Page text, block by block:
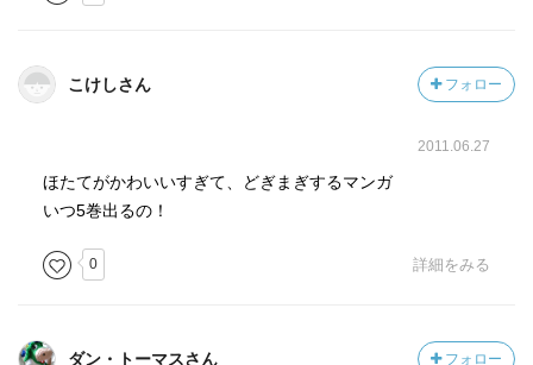
こけしさん フォロー
2011.06.27
ほたてがかわいいすぎて、どぎまぎするマンガ
いつ5巻出るの！
0 詳細をみる
ダン・トーマスさん フォロー